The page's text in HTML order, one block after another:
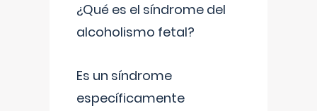
¿Qué es el síndrome del
alcoholismo fetal?
Es un síndrome
específicamente